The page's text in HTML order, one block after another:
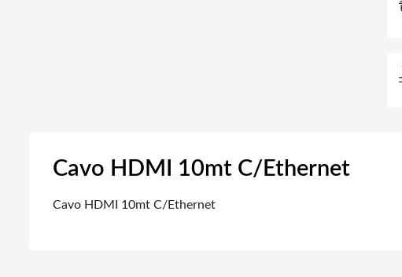
Cavo HDMI 10mt C/Ethernet
Cavo HDMI 10mt C/Ethernet